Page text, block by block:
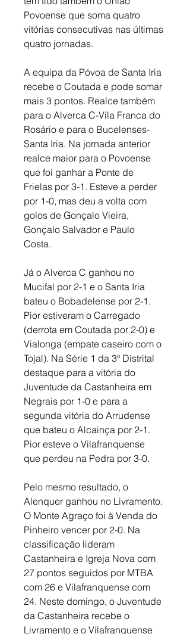
Povoense que soma quatro
vitórias consecutivas nas últimas
quatro jornadas.
A equipa da Póvoa de Santa Iria
recebe o Coutada e pode somar
mais 3 pontos. Realce também
para o Alverca C-Vila Franca do
Rosário e para o Bucelenses-
Santa Iria. Na jornada anterior
realce maior para o Povoense
que foi ganhar a Ponte de
Frielas por 3-1. Esteve a perder
por 1-0, mas deu a volta com
golos de Gonçalo Vieira,
Gonçalo Salvador e Paulo
Costa.
Já o Alverca C ganhou no
Mucifal por 2-1 e o Santa Iria
bateu o Bobadelense por 2-1.
Pior estiveram o Carregado
(derrota em Coutada por 2-0) e
Vialonga (empate caseiro com o
Tojal). Na Série 1 da 3ª Distrital
destaque para a vitória do
Juventude da Castanheira em
Negrais por 1-0 e para a
segunda vitória do Arrudense
que bateu o Alcainça por 2-1.
Pior esteve o Vilafranquense
que perdeu na Pedra por 3-0.
Pelo mesmo resultado, o
Alenquer ganhou no Livramento.
O Monte Agraço foi à Venda do
Pinheiro vencer por 2-0. Na
classificação lideram
Castanheira e Igreja Nova com
27 pontos seguidos por MTBA
com 26 e Vilafranquense com
24. Neste domingo, o Juventude
da Castanheira recebe o
Livramento e o Vilafranquense